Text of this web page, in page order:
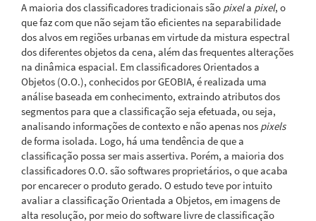
A maioria dos classificadores tradicionais são pixela pixel, o
que faz com que não sejam tão eficientes na separabilidade
dos alvos em regiões urbanas em virtude da mistura espectral
dos diferentes objetos da cena, além das frequentes alterações
na dinâmica espacial. Em classificadores Orientados a
Objetos (O.O.), conhecidos por GEOBIA, é realizada uma
análise baseada em conhecimento, extraindo atributos dos
segmentos para que a classificação seja efetuada, ou seja,
analisando informações de contexto e não apenas nos pixels
de forma isolada. Logo, há uma tendência de que a
classificação possa ser mais assertiva. Porém, a maioria dos
classificadores O.O. são softwares proprietários, o que acaba
por encarecer o produto gerado. O estudo teve por intuito
avaliar a classificação Orientada a Objetos, em imagens de
alta resolução, por meio do software livre de classificação